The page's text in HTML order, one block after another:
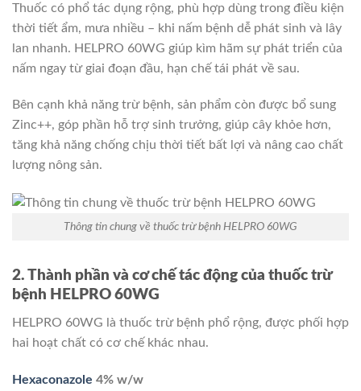
Thuốc có phổ tác dụng rộng, phù hợp dùng trong điều kiện
thời tiết ẩm, mưa nhiều – khi nấm bệnh dễ phát sinh và lây
lan nhanh. HELPRO 60WG giúp kìm hãm sự phát triển của
nấm ngay từ giai đoạn đầu, hạn chế tái phát về sau.
Bên cạnh khả năng trừ bệnh, sản phẩm còn được bổ sung
Zinc++, góp phần hỗ trợ sinh trưởng, giúp cây khỏe hơn,
tăng khả năng chống chịu thời tiết bất lợi và nâng cao chất
lượng nông sản.
Thông tin chung về thuốc trừ bệnh HELPRO 60WG
2. Thành phần và cơ chế tác động của thuốc trừ
bệnh HELPRO 60WG
HELPRO 60WG là thuốc trừ bệnh phổ rộng, được phối hợp
hai hoạt chất có cơ chế khác nhau.
Hexaconazole 4% w/w